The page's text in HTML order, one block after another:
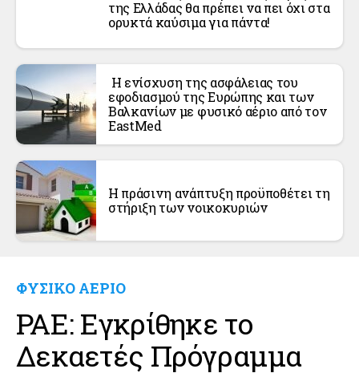
της Ελλάδας θα πρέπει να πει όχι στα
ορυκτά καύσιμα για πάντα!
Η ενίσχυση της ασφάλειας του
εφοδιασμού της Ευρώπης και των
Βαλκανίων με φυσικό αέριο από τον
EastMed
Η πράσινη ανάπτυξη προϋποθέτει τη
στήριξη των νοικοκυριών
ΦΥΣΙΚΟ ΑΕΡΙΟ
ΡΑΕ: Εγκρίθηκε το
Δεκαετές Πρόγραμμα